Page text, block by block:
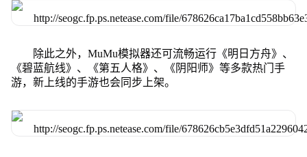
除此之外，MuMu模拟器还可流畅运行《明日方舟》、
《碧蓝航线》、《第五人格》、《阴阳师》等多款热门手
游，新上线的手游也会同步上架。